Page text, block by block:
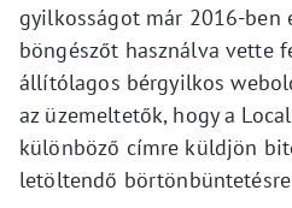
gyilkosságot már 2016-ben
böngészőt használva vette
állítólagos bérgyilkos
az üzemeltetők, hogy a
különböző címre küldjön
letöltendő